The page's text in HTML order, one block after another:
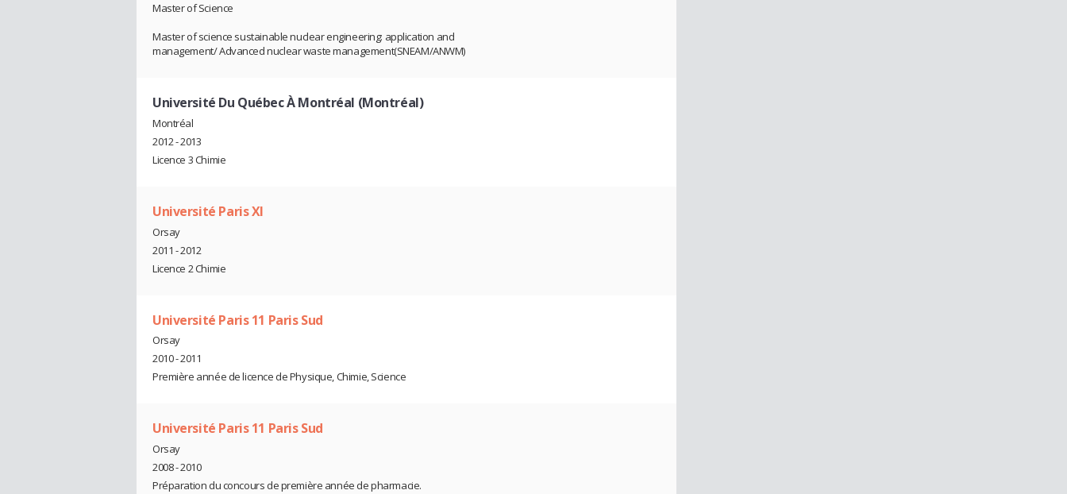
Master of Science
Master of science sustainable nuclear engineering: application and
management/ Advanced nuclear waste management(SNEAM/ANWM)
Université Du Québec À Montréal (Montréal)
Montréal
2012 - 2013
Licence 3 Chimie
Université Paris XI
Orsay
2011 - 2012
Licence 2 Chimie
Université Paris 11 Paris Sud
Orsay
2010 - 2011
Première année de licence de Physique, Chimie, Science
Université Paris 11 Paris Sud
Orsay
2008 - 2010
Préparation du concours de première année de pharmacie.